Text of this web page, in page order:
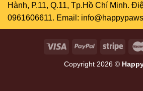
Hành, P.11, Q.11, Tp.Hồ Chí Minh.
0961606611. Email:
Copyright 2026 ©